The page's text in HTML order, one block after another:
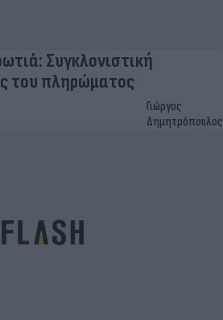
Συγκλονιστική
του πληρώματος
Γιώργος
Δημητρόπουλος